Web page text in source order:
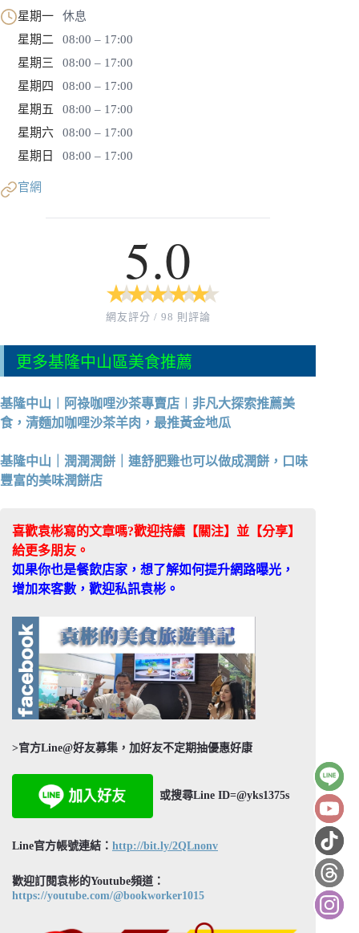
星期一
休息
星期二
08:00 – 17:00
星期三
08:00 – 17:00
星期四
08:00 – 17:00
星期五
08:00 – 17:00
星期六
08:00 – 17:00
星期日
08:00 – 17:00
官網
5.0
★
★ ★
★ ★
★ ★
★ ★
★
網友評分 / 98 則評論
更多基隆中山區美食推薦
基隆中山︱阿祿咖哩沙茶專賣店︱非凡大探索推薦美
食，清麵加咖哩沙茶羊肉，最推黃金地瓜
基隆中山｜潤潤潤餅｜連舒肥雞也可以做成潤餅，口味
豐富的美味潤餅店
喜歡袁彬寫的文章嗎?歡迎持續【關注】並【分享】
給更多朋友。
如果你也是餐飲店家，想了解如何提升網路曝光，
增加來客數，歡迎私訊袁彬。
>官方Line@好友募集，加好友不定期抽優惠好康
或搜尋Line ID=@yks1375s
Line官方帳號連結： http://bit.ly/2QLnonv
歡迎訂閱袁彬的Youtube頻道：
https://youtube.com/@bookworker1015